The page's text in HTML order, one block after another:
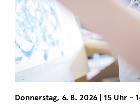
Donnerstag, 6. 8. 2026 | 15 Uhr -